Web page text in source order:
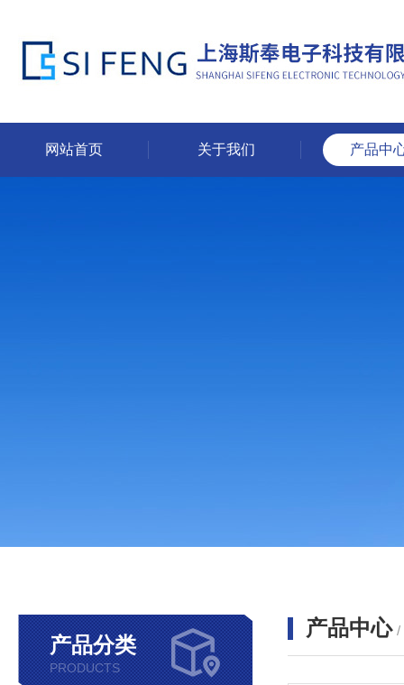
网站首页 关于我们 产品中
产品分类
PRODUCTS
产品中心 /